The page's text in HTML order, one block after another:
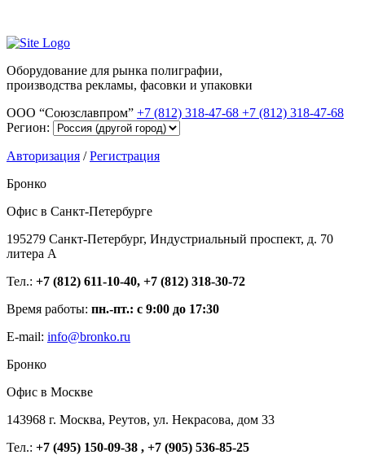
Оборудование для рынка полиграфии,
производства рекламы, фасовки и упаковки
ООО “Союзславпром” +7 (812) 318-47-68 +7 (812) 318-47-68
Регион:
Авторизация /Регистрация
Бронко
Офис в Санкт-Петербурге
195279 Санкт-Петербург, Индустриальный проспект, д. 70
литера А
Тел.: +7 (812) 611-10-40, +7 (812) 318-30-72
Время работы: пн.-пт.: с 9:00 до 17:30
E-mail: info@bronko.ru
Бронко
Офис в Москве
143968 г. Москва, Реутов, ул. Некрасова, дом 33
Тел.: +7 (495) 150-09-38 , +7 (905) 536-85-25